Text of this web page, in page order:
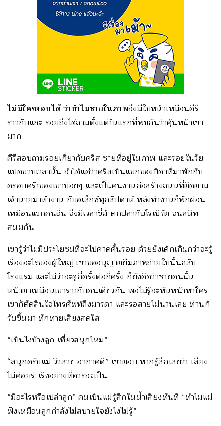
ไม่มีใครตอบได้ ว่าทำไมชายในภาพจึงมีใบหน้าเหมือนคีรี
ราวกับแกะ รอยถึงได้ถามตั้งแต่วันแรกที่พบกันว่าคุ้นหน้าเขา
มาก
คีรีสอบถามรอยเกี่ยวกับคริส ชายที่อยู่ในภาพ และรอยในวัย
แปดขวบเวลานั้น จำได้แค่ว่าคริสเป็นแขกของบิดาที่มาพักกับ
ครอบครัวของเขาบ่อยๆ และเป็นคนงานก่อสร้างถนนที่ติดตาม
เจ้านายมาทำงาน กับอเล็กซ์ทุกสัปดาห์ หลังทำงานก็พักผ่อน
เหมือนแขกคนอื่น จึงมีเวลาขี่ม้าตกปลากับโรเบิร์ต จนสนิท
สนมกัน
เขารู้ว่าไม่มีประโยชน์ที่จะไปคาดคั้นรอย ด้วยยังเด็กเกินกว่าจะรู้
เรื่องอะไรของผู้ใหญ่ เขาขออนุญาตยืมภาพถ่ายใบนั้นกลับ
โรงแรม และไม่ว่าจะดูกี่ครั้งต่อกี่ครั้ง ก็ยังคิดว่าชายคนนั้น
หน้าตาเหมือนเขาราวกับคนเดียวกัน พอไม่รู้จะหันหน้าหาใคร
เขาก็ตัดสินใจโทรศัพท์ถึงมารดา และรอสายไม่นานเลย ท่านก็
รับขึ้นมา ทักทายเสียงสดใส
“เป็นไงบ้างลูก เที่ยวสนุกไหม”
“สนุกครับแม่ วิวสวย อากาศดี” เขาตอบ หากรู้สึกเลยว่า เสียง
ไม่ค่อยร่าเริงอย่างที่ควรจะเป็น
“มีอะไรหรือเปล่าลูก” คนเป็นแม่รู้สึกในน้ำเสียงทันที “ทำไมแม่
ฟังเหมือนลูกกำลังไม่สบายใจยังไงไม่รู้”